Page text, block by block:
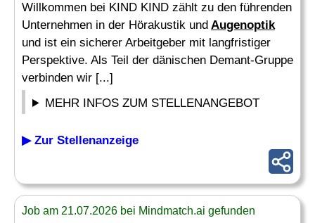
Willkommen bei KIND KIND zählt zu den führenden
Unternehmen in der Hörakustik und Augenoptik
und ist ein sicherer Arbeitgeber mit langfristiger
Perspektive. Als Teil der dänischen Demant-Gruppe
verbinden wir [...]
MEHR INFOS ZUM STELLENANGEBOT
▶ Zur Stellenanzeige
Job am 21.07.2026 bei Mindmatch.ai gefunden